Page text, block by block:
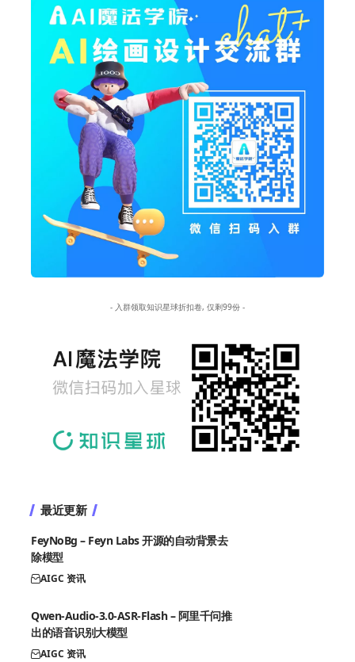
- 入群领取知识星球折扣卷, 仅剩99份 -
最近更新
FeyNoBg – Feyn Labs 开源的自动背景去
除模型
AIGC 资讯
Qwen-Audio-3.0-ASR-Flash – 阿里千问推
出的语音识别大模型
AIGC 资讯